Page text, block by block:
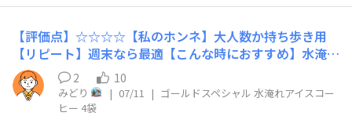
あり【こんな時におすすめ】これからの暑い日が続く季節
に、常備しておきたいですね！
【評価点】☆☆☆☆【私のホンネ】大人数か持ち歩き用
【リピート】週末なら最適【こんな時におすすめ】水淹れ
ボトルでなく大きな容器で蓋付きで抽出しないと濃いめ。
持ち歩き用水筒に移し替えて利用する予定です。
2 10
みどり | 07/11 | ゴールドスペシャル 水淹れアイスコー
ヒー 4袋